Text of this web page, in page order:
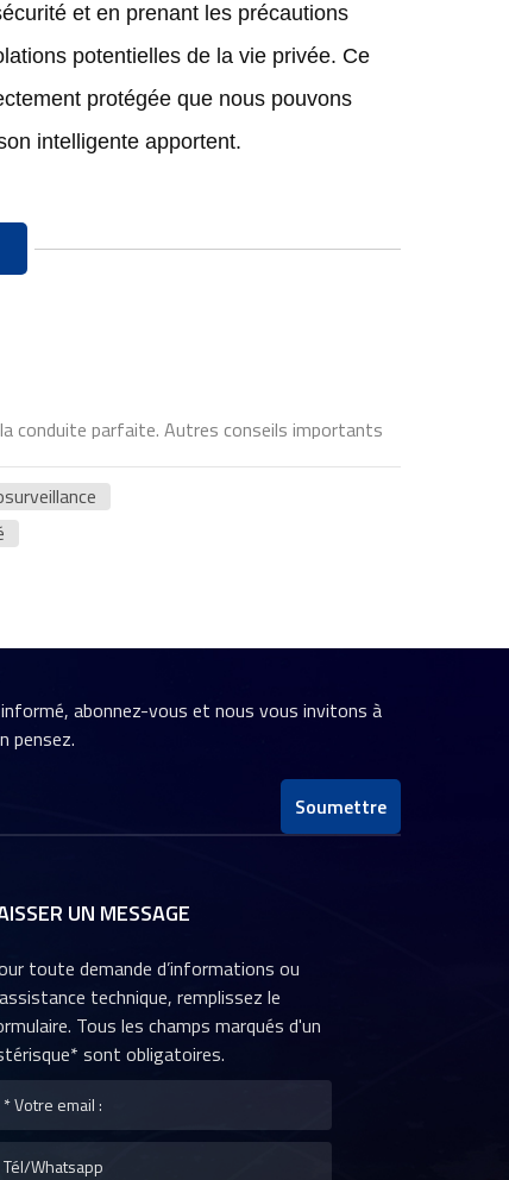
et en prenant les précautions
potentielles de la vie privée. Ce
protégée que nous pouvons
intelligente apportent.
conduite parfaite. Autres conseils importants
abonnez-vous et nous vous invitons à
pensez.
Soumettre
UN MESSAGE
toute demande d’informations ou
technique, remplissez le
Tous les champs marqués d'un
sont obligatoires.